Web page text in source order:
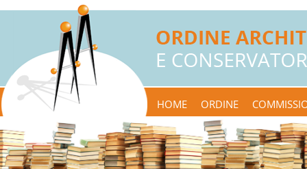
HOME ORDINE